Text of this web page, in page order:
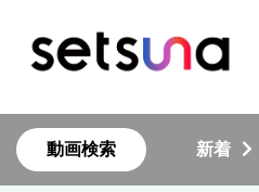
動画検索 新着